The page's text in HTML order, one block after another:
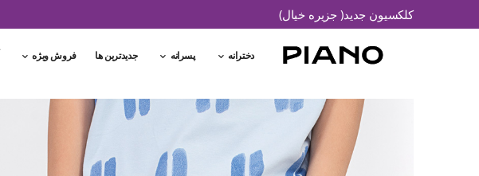
کلکسیون جدید( جزیره خیال)
دخترانه پسرانه جدیدترین ها فروش ویژه